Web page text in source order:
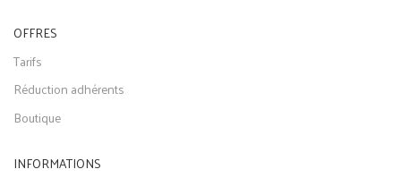
OFFRES
Tarifs
Réduction adhérents
Boutique
INFORMATIONS